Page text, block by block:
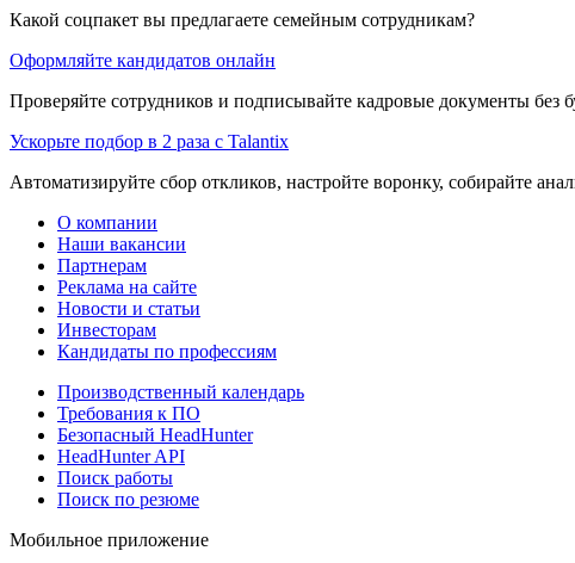
Какой соцпакет вы предлагаете семейным сотрудникам?
Оформляйте кандидатов онлайн
Проверяйте сотрудников и подписывайте кадровые документы без
Ускорьте подбор в 2 раза с Talantix
Автоматизируйте сбор откликов, настройте воронку, собирайте
О компании
Наши вакансии
Партнерам
Реклама на сайте
Новости и статьи
Инвесторам
Кандидаты по профессиям
Производственный календарь
Требования к ПО
Безопасный HeadHunter
HeadHunter API
Поиск работы
Поиск по резюме
Мобильное приложение